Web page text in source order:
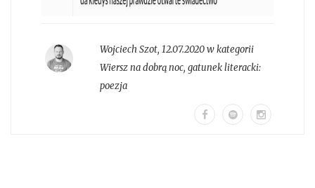
Wojciech Szot, 12.07.2020 w kategorii
Wiersz na dobrą noc, gatunek literacki:
poezja